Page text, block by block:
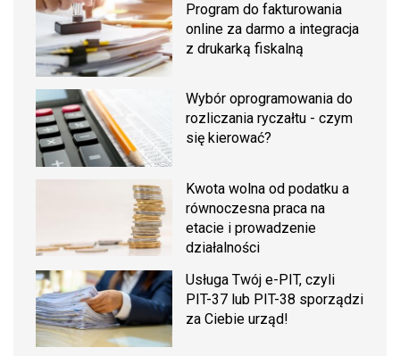
Program do fakturowania
online za darmo a integracja
z drukarką fiskalną
Wybór oprogramowania do
rozliczania ryczałtu - czym
się kierować?
Kwota wolna od podatku a
równoczesna praca na
etacie i prowadzenie
działalności
Usługa Twój e-PIT, czyli
PIT-37 lub PIT-38 sporządzi
za Ciebie urząd!